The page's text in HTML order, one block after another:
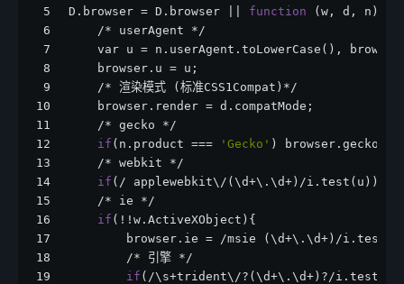
5
6
7
8
9
10
11
12
13
14
15
16
17
18
19
D.browser = D.browser || function (w, d, n){
    /* userAgent */
var u = n.userAgent.toLowerCase(), browser
    browser.u = u;
    /* 渲染模式 (标准CSS1Compat)*/
    browser.render = d.compatMode;
    /* gecko */
if (n.product === 'Gecko' ) browser.gecko =
    /* webkit */
if (/ applewebkit\/(\d+\.\d+)/i.test(u))
    /* ie */
if (!!w.ActiveXObject){
browser.ie = /msie (\d+\.\d+)/
        /* 引擎 */
if (/\s+trident\/?(\d+\.\d+)?/i.test(u))